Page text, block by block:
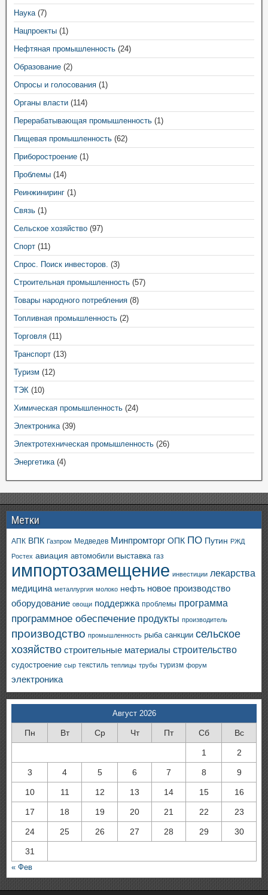
Наука(7)
Нацпроекты (1)
Нефтяная промышленность (24)
Образование (2)
Опросы и голосования (1)
Органы власти (114)
Перерабатывающая промышленность (1)
Пищевая промышленность (62)
Приборостроение (1)
Проблемы (14)
Реинжиниринг (1)
Связь (1)
Сельское хозяйство (97)
Спорт (11)
Спрос. Поиск инвесторов. (3)
Строительная промышленность (57)
Товары народного потребления (8)
Топливная промышленность (2)
Торговля (11)
Транспорт (13)
Туризм (12)
ТЭК (10)
Химическая промышленность (24)
Электроника(39)
Электротехническая промышленность (26)
Энергетика(4)
Метки
АПК ВПК Газпром Медведев Минпромторг ОПК ПО Путин РЖД
Ростех авиация автомобили выставка газ
импортозамещение инвестиции лекарства
медицина металлургия молоко нефть новое производство
оборудование овощи поддержка проблемы программа
программное обеспечение продукты производитель
производство промышленность рыба санкции сельское
хозяйство строительные материалы строительство
судостроение сыр текстиль теплицы трубы туризм форум
электроника
Август 2026
Пн Вт Ср Чт Пт Сб Вс
1 2
3 4 5 6 7 8 9
10 11 12 13 14 15 16
17 18 19 20 21 22 23
24 25 26 27 28 29 30
31
« Фев